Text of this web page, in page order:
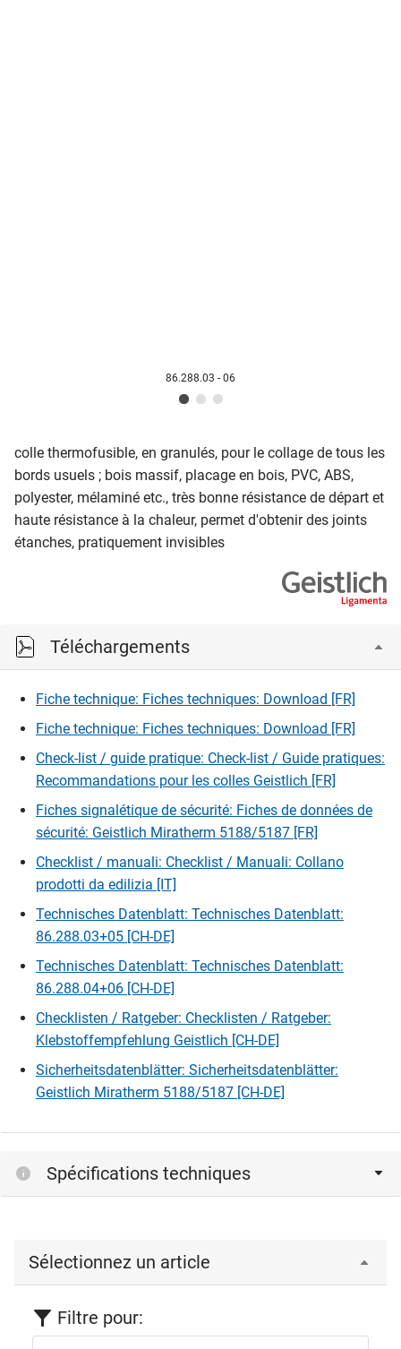
86.288.03 - 06
colle thermofusible, en granulés, pour le collage de tous les
bords usuels ; bois massif, placage en bois, PVC, ABS,
polyester, mélaminé etc., très bonne résistance de départ et
haute résistance à la chaleur, permet d'obtenir des joints
étanches, pratiquement invisibles
Téléchargements
Fiche technique: Fiches techniques: Download [FR]
Fiche technique: Fiches techniques: Download [FR]
Check-list / guide pratique: Check-list / Guide pratiques:
Recommandations pour les colles Geistlich [FR]
Fiches signalétique de sécurité: Fiches de données de
sécurité: Geistlich Miratherm 5188/5187 [FR]
Checklist / manuali: Checklist / Manuali: Collano
prodotti da edilizia [IT]
Technisches Datenblatt: Technisches Datenblatt:
86.288.03+05 [CH-DE]
Technisches Datenblatt: Technisches Datenblatt:
86.288.04+06 [CH-DE]
Checklisten / Ratgeber: Checklisten / Ratgeber:
Klebstoffempfehlung Geistlich [CH-DE]
Sicherheitsdatenblätter: Sicherheitsdatenblätter:
Geistlich Miratherm 5188/5187 [CH-DE]
Spécifications techniques
Sélectionnez un article
Filtre pour: